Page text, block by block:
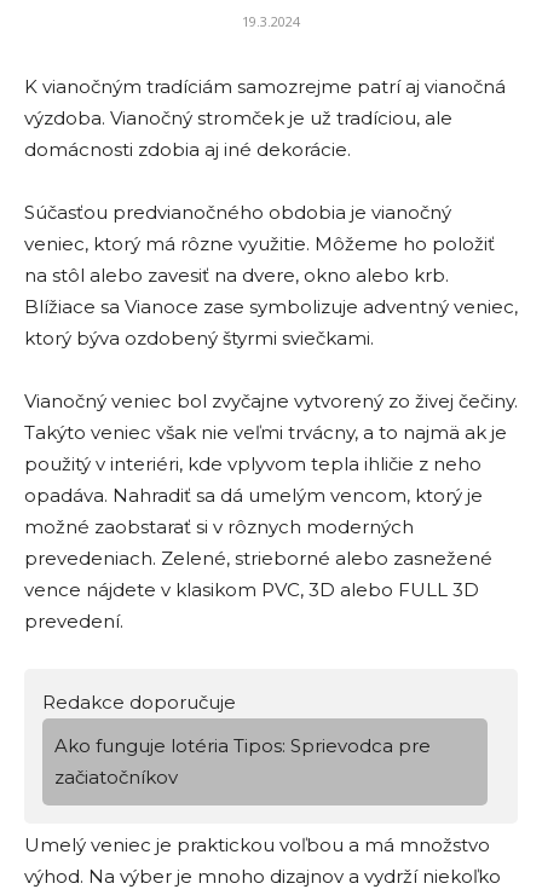
19.3.2024
K vianočným tradíciám samozrejme patrí aj vianočná
výzdoba. Vianočný stromček je už tradíciou, ale
domácnosti zdobia aj iné dekorácie.
Súčasťou predvianočného obdobia je vianočný
veniec, ktorý má rôzne využitie. Môžeme ho položiť
na stôl alebo zavesiť na dvere, okno alebo krb.
Blížiace sa Vianoce zase symbolizuje adventný veniec,
ktorý býva ozdobený štyrmi sviečkami.
Vianočný veniec bol zvyčajne vytvorený zo živej čečiny.
Takýto veniec však nie veľmi trvácny, a to najmä ak je
použitý v interiéri, kde vplyvom tepla ihličie z neho
opadáva. Nahradiť sa dá umelým vencom, ktorý je
možné zaobstarať si v rôznych moderných
prevedeniach. Zelené, strieborné alebo zasnežené
vence nájdete v klasikom PVC, 3D alebo FULL 3D
prevedení.
Redakce doporučuje
Ako funguje lotéria Tipos: Sprievodca pre
začiatočníkov
Umelý veniec je praktickou voľbou a má množstvo
výhod. Na výber je mnoho dizajnov a vydrží niekoľko